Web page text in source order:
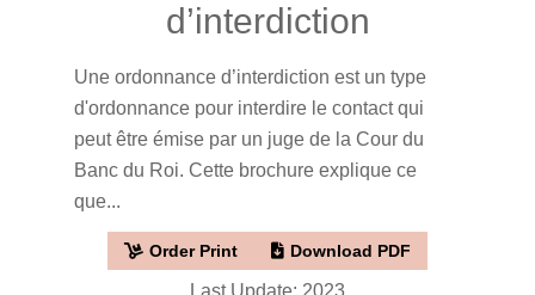
d’interdiction
Une ordonnance d’interdiction est un type
d'ordonnance pour interdire le contact qui
peut être émise par un juge de la Cour du
Banc du Roi. Cette brochure explique ce
que...
Order Print Download PDF